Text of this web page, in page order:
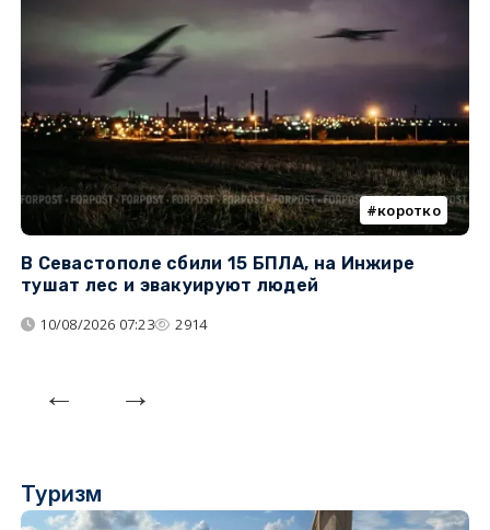
коротко
В Севастополе сбили 15 БПЛА, на Инжире
тушат лес и эвакуируют людей
10/08/2026 07:23 2914
Туризм